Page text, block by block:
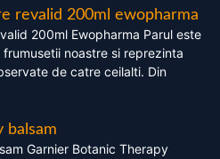
revalid 200ml ewopharma
200ml Ewopharma Parul este
noastre si reprezinta
de catre ceilalti. Din
balsam
Garnier Botanic Therapy